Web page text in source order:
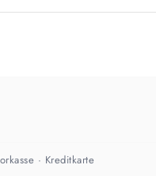
1
und Werkzeug abweichen.
· Kreditkarte